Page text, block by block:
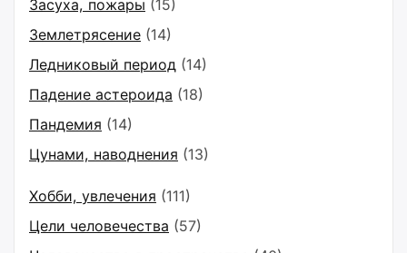
Засуха, пожары (15)
Землетрясение (14)
Ледниковый период (14)
Падение астероида (18)
Пандемия (14)
Цунами, наводнения (13)
Хобби, увлечения (111)
Цели человечества (57)